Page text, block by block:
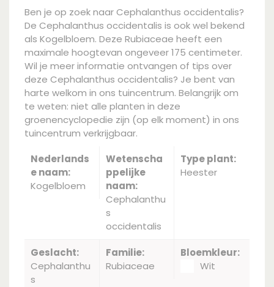
Ben je op zoek naar Cephalanthus occidentalis?
De Cephalanthus occidentalis is ook wel bekend
als Kogelbloem. Deze Rubiaceae heeft een
maximale hoogtevan ongeveer 175 centimeter.
Wil je meer informatie ontvangen of tips over
deze Cephalanthus occidentalis? Je bent van
harte welkom in ons tuincentrum. Belangrijk om
te weten: niet alle planten in deze
groenencyclopedie zijn (op elk moment) in ons
tuincentrum verkrijgbaar.
Nederlands
e naam:
Kogelbloem
Wetenscha
ppelijke
naam:
Cephalanthu
s
occidentalis
Type plant:
Heester
Geslacht:
Cephalanthu
s
Familie:
Rubiaceae
Bloemkleur:
Wit